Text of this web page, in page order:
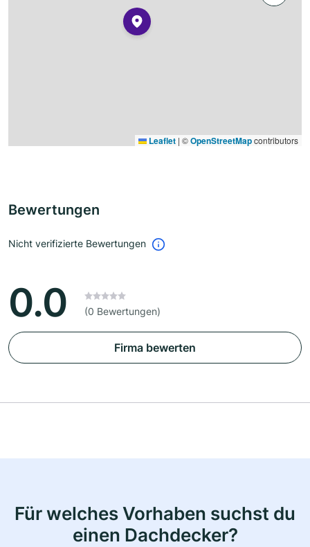
Leaflet | ©OpenStreetMapcontributors
Bewertungen
Nicht verifizierte Bewertungen
0.0 (0 Bewertungen)
Firma bewerten
Für welches Vorhaben suchst du
einen Dachdecker?